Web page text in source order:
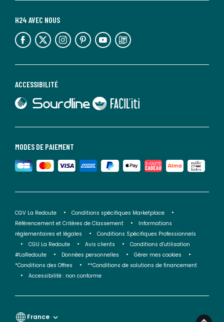
MODES DE PAIEMENT
ACCESSIBILITÉ
lien vers Sourdline
lien vers Faciliti
H24 AVEC NOUS
lien vers l'espace réseaux sociaux lien vers l'espace réseaux sociaux lien vers l'espace réseaux sociaux lien vers l'espace réseaux sociaux lien vers l'espace réseaux sociaux lien vers le blog la redoute
CGV La Redoute
Conditions spécifiques Marketplace
Référencement et Critères de Classement
Informations
réglementaires et légales
Conditions Spécifiques Professionnels
CGU La Redoute
Avis clients
Conditions d'utilisation
#LaRedoute
Données personnelles
Gérer mes cookies
*Conditions des Offres
**Conditions de solutions de financement
Accessibilité : non conforme
France